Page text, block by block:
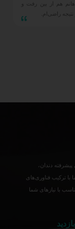
هم از بین رفت و
راضی‌ام.
دندان،
با ترکیب فناوری‌های
با نیازهای شما